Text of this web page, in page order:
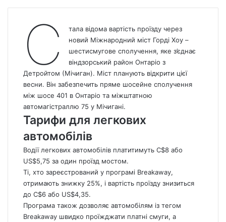
С тала відома вартість проїзду через
новий Міжнародний міст Горді Хоу –
шестисмугове сполучення, яке з’єднає
віндзорський район Онтаріо з
Детройтом (Мічиган). Міст планують відкрити цієї
весни. Він забезпечить пряме шосейне сполучення
між шосе 401 в Онтаріо та міжштатною
автомагістраллю 75 у Мічигані.
Тарифи для легкових
автомобілів
Водії легкових автомобілів платитимуть C$8 або
US$5,75 за один проїзд мостом.
Ті, хто зареєстрований у програмі Breakaway,
отримають знижку 25%, і вартість проїзду знизиться
до C$6 або US$4,35.
Програма також дозволяє автомобілям із тегом
Breakaway швидко проїжджати платні смуги, а